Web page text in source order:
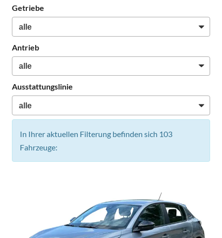
Getriebe
Antrieb
Ausstattungslinie
In Ihrer aktuellen Filterung befinden sich 103
Fahrzeuge: